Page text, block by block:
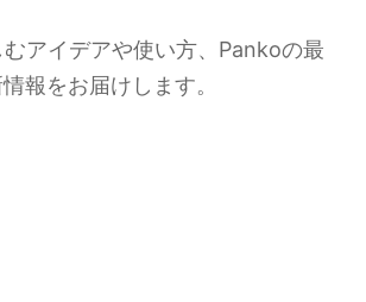
アイデアや使い方、Pankoの最
報をお届けします。